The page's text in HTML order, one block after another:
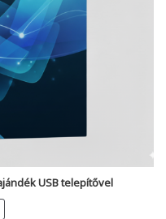
USB telepítővel